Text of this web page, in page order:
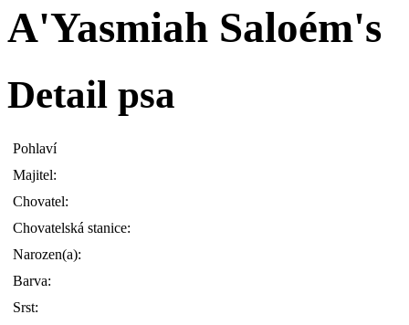
A'Yasmiah Saloém's
Detail psa
Pohlaví
Majitel:
Chovatel:
Chovatelská stanice:
Narozen(a):
Barva:
Srst: